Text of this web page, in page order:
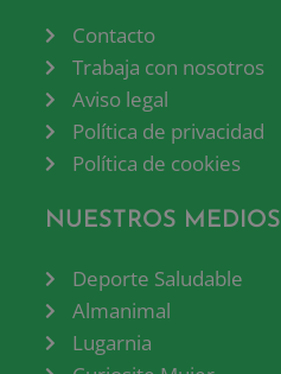
Contacto
Trabaja con nosotros
Aviso legal
Política de privacidad
Política de cookies
NUESTROS MEDIOS
Deporte Saludable
Almanimal
Lugarnia